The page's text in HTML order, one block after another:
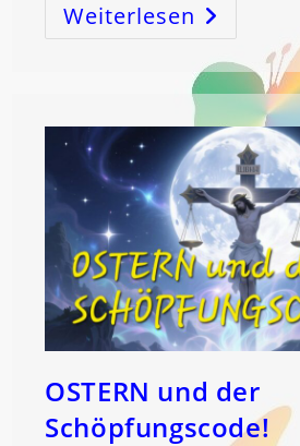
Weiterlesen Pfingsten
Pentecost
Der
Kosmische
Code
Der
Schöpfung!
OSTERN und der
Schöpfungscode!